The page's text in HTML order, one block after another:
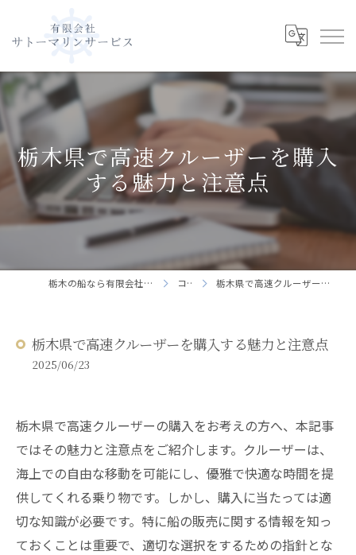
栃木県で高速クルーザーを購入
する魅力と注意点
栃木の船なら有限会社サトーマリンサービス コラム 栃木県で高速クルーザーを購入する魅力と注意点
栃木県で高速クルーザーを購入する魅力と注意点
2025/06/23
栃木県で高速クルーザーの購入をお考えの方へ、本記事
ではその魅力と注意点をご紹介します。クルーザーは、
海上での自由な移動を可能にし、優雅で快適な時間を提
供してくれる乗り物です。しかし、購入に当たっては適
切な知識が必要です。特に船の販売に関する情報を知っ
ておくことは重要で、適切な選択をするための指針とな